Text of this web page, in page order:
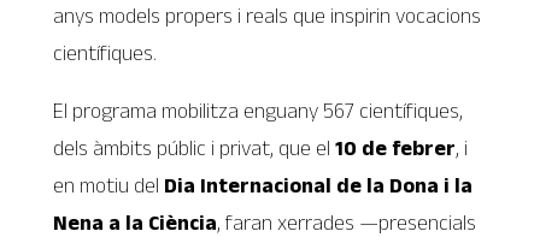
anys models propers i reals que inspirin vocacions
científiques.
El programa mobilitza enguany 567 científiques,
dels àmbits públic i privat, que el10 de febrer, i
en motiu del Dia Internacional de la Dona i la
Nena a la Ciència, faran xerrades —presencials